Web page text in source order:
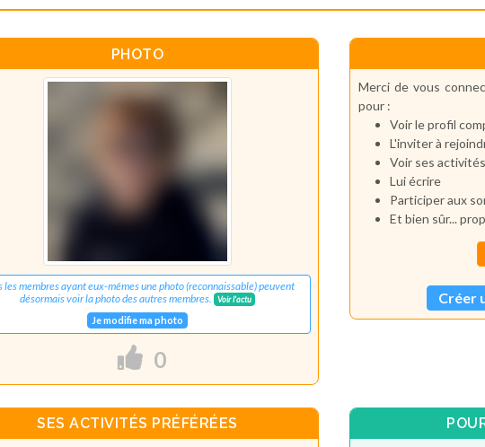
PHOTO
les membres ayant eux-mêmes une photo (reconnaissable) peuvent
désormais voir la photo des autres membres.
Voir l'actu
Je modifie ma photo
0
Merci de vous
pour :
Voir le profil
L'inviter à
Voir ses
Lui écrire
Participer aux
Et bien sûr...
Créer
SES ACTIVITÉS PRÉFÉRÉES